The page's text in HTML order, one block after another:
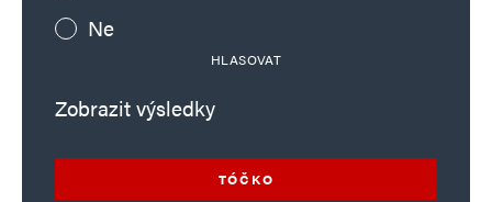
Ne
HLASOVAT
Zobrazit výsledky
TÓČKO